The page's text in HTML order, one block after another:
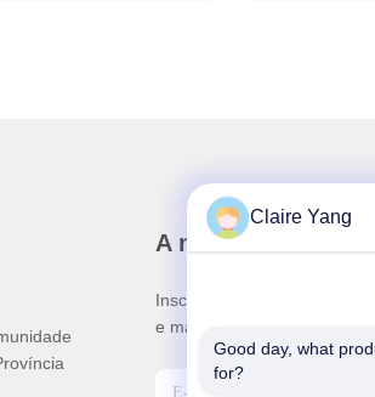
A nossa newsletter
Inscreva-se no nosso
e mais.
Claire Yang
Good day, what
for?